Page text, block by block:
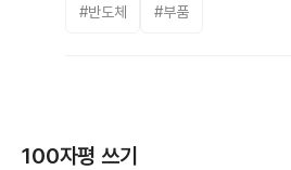
#반도체 #부품
100자평 쓰기